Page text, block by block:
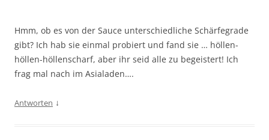
Hmm, ob es von der Sauce unterschiedliche Schärfegrade
gibt? Ich hab sie einmal probiert und fand sie … höllen-
höllen-höllenscharf, aber ihr seid alle zu begeistert! Ich
frag mal nach im Asialaden….
Antworten ↓